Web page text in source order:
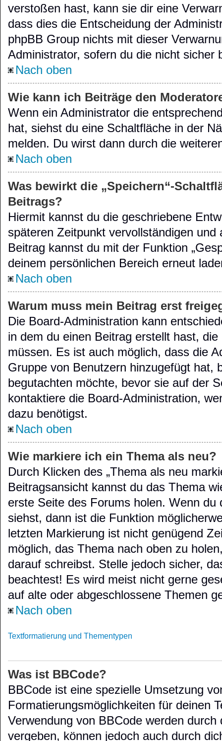
verstoßen hast, kann sie dir eine
dass dies die Entscheidung der
phpBB Group nichts mit dieser
Administrator, sofern du die nicht sicher
Nach oben
Wie kann ich Beiträge den
Wenn ein Administrator die
hat, siehst du eine Schaltfläche in der
melden. Du wirst dann durch die
Nach oben
Was bewirkt die „Speichern“-
Beitrags?
Hiermit kannst du die geschriebene
späteren Zeitpunkt vervollständigen und
Beitrag kannst du mit der Funktion
deinem persönlichen Bereich erneut
Nach oben
Warum muss mein Beitrag erst
Die Board-Administration kann
in dem du einen Beitrag erstellt hast,
müssen. Es ist auch möglich, dass die
Gruppe von Benutzern hinzugefügt hat,
begutachten möchte, bevor sie auf der
kontaktiere die Board-Administration,
dazu benötigst.
Nach oben
Wie markiere ich ein Thema als neu?
Durch Klicken des „Thema als neu
Beitragsansicht kannst du das Thema
erste Seite des Forums holen. Wenn du
siehst, dann ist die Funktion
letzten Markierung ist nicht genügend
möglich, das Thema nach oben zu
darauf schreibst. Stelle jedoch sicher,
beachtest! Es wird meist nicht gerne
auf alte oder abgeschlossene Themen
Nach oben
Textformatierung und Thementypen
Was ist BBCode?
BBCode ist eine spezielle Umsetzung
Formatierungsmöglichkeiten für deinen
Verwendung von BBCode werden
vergeben, können jedoch auch durch